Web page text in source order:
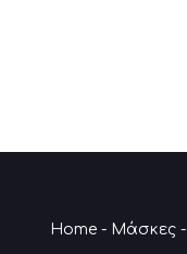
Home- Μάσκες-